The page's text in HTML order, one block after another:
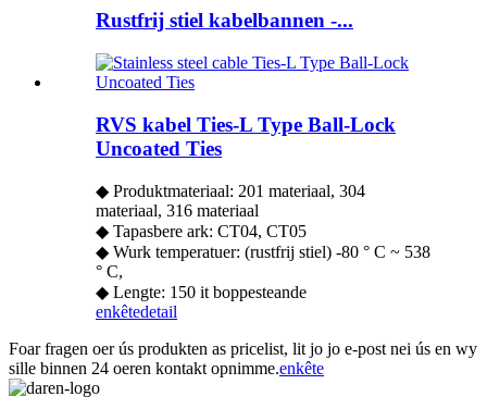
Rustfrij stiel kabelbannen -...
RVS kabel Ties-L Type Ball-Lock
Uncoated Ties
◆ Produktmateriaal: 201 materiaal, 304
materiaal, 316 materiaal
◆ Tapasbere ark: CT04, CT05
◆ Wurk temperatuer: (rustfrij stiel) -80 ° C ~ 538
° C,
◆ Lengte: 150 it boppesteande
enkêtedetail
Foar fragen oer ús produkten as pricelist, lit jo jo e-post nei ús en wy
sille binnen 24 oeren kontakt opnimme.enkête